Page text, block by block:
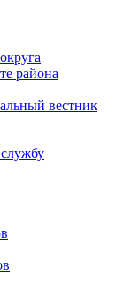
района
вестник